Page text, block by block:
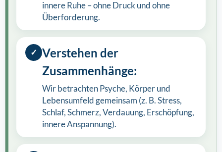
innere Ruhe – ohne Druck und ohne
Überforderung.
✓ Verstehen der
Zusammenhänge:
Wir betrachten Psyche, Körper und
Lebensumfeld gemeinsam (z. B. Stress,
Schlaf, Schmerz, Verdauung, Erschöpfung,
innere Anspannung).